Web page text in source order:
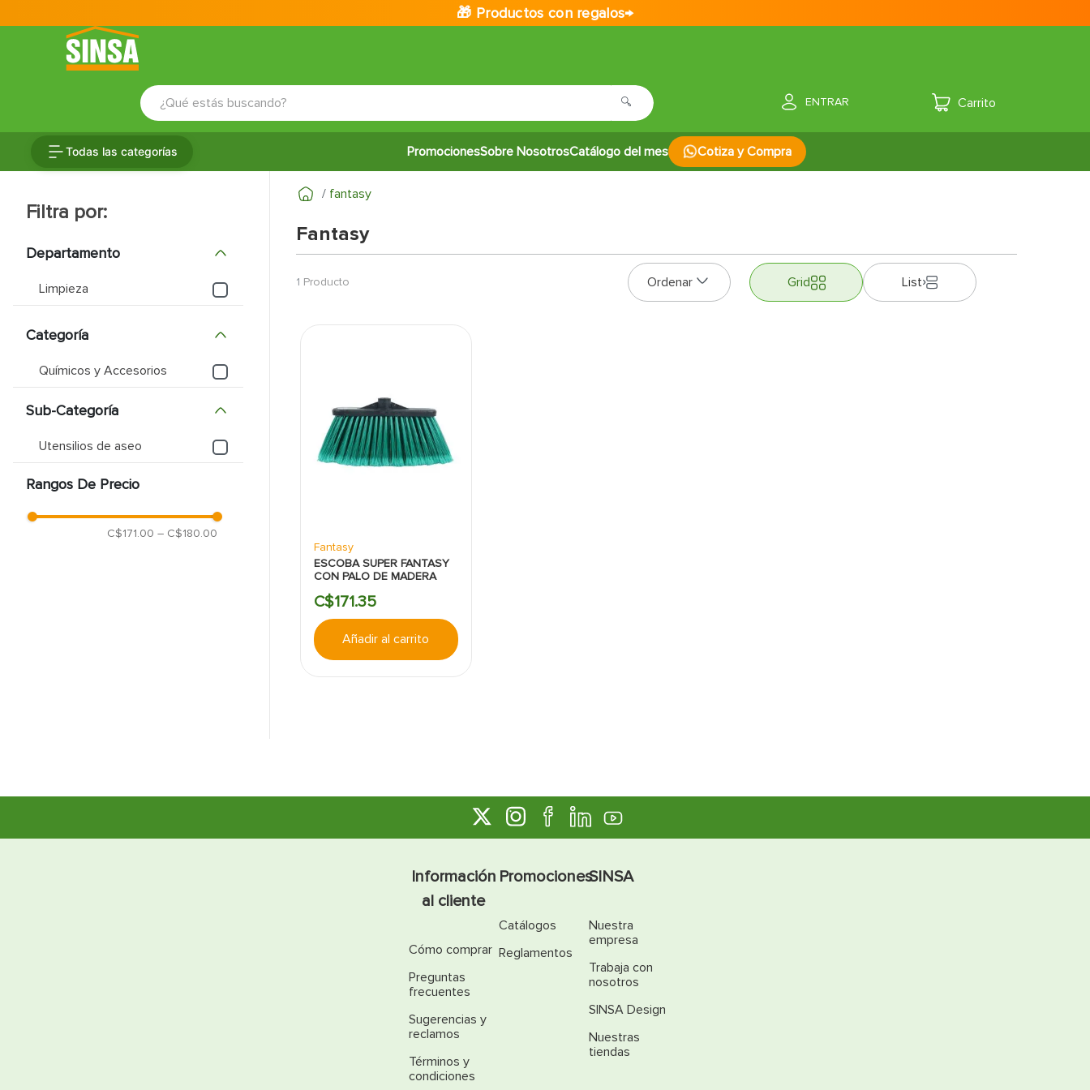
🎁 Productos con regalos→
¿Qué estás buscando?
ENTRAR
Todas las categorías PromocionesSobre NosotrosCatálogo del mes Cotiza y Compra
Departamento
Limpieza
Categoría
Químicos y Accesorios
Sub-Categoría
Utensilios de aseo
Rangos De Precio
C$171.00 – C$180.00
fantasy
Fantasy
1 Producto Grid List
Fantasy
ESCOBA SUPER FANTASY
CON PALO DE MADERA
C$171.35
Añadir al carrito
Información
al cliente
Cómo comprar
Preguntas
frecuentes
Sugerencias y
reclamos
Términos y
condiciones
Promociones
Catálogos
Reglamentos
SINSA
Nuestra
empresa
Trabaja con
nosotros
SINSA Design
Nuestras
tiendas
6.
fachaleta
azulejo
9.
puerta